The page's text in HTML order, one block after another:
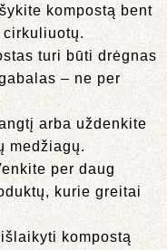
kompostą bent
cirkuliuotų.
turi būti drėgnas
– ne per
arba uždenkite
medžiagų.
per daug
kurie greitai
kompostą